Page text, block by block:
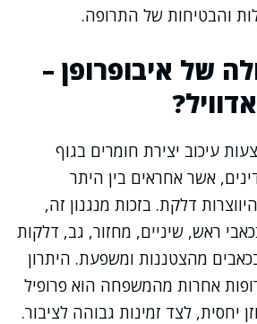
והבטיחות של התרופה.
של איבופרופן –
עיכוב יצירת חומרים בגוף
אשר אחראים בין היתר
דלקת. בזכות מנגנון זה,
ראש, שיניים, מחזור, גב, דלקות
מהצטננות ומשפעת. היתרון
אחרות מהמשפחה הוא פרופיל
יחסית, לצד זמינות גבוהה לציבור.